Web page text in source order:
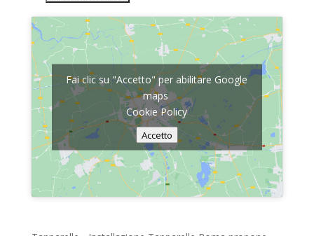
Fai clic su "Accetto" per abilitare Google
maps
Cookie Policy
Accetto